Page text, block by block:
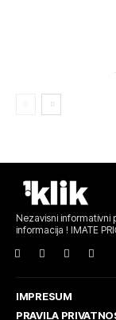
Nezavisni informativni
informacija ! IMATE
IMPRESUM
PRAVILA